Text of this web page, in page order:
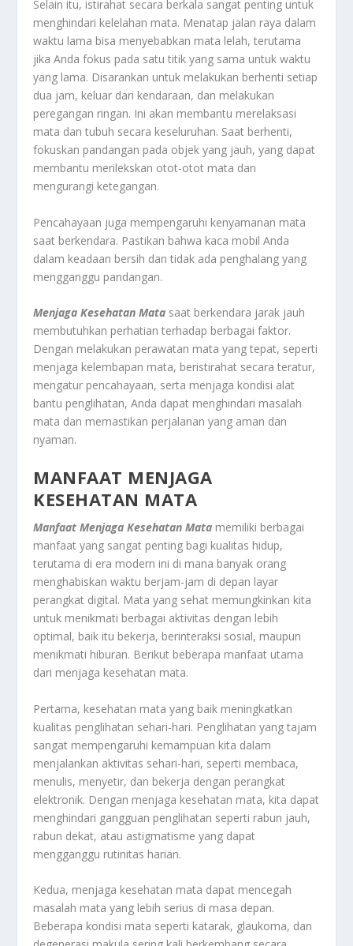
Selain itu, istirahat secara berkala sangat penting untuk
menghindari kelelahan mata. Menatap jalan raya dalam
waktu lama bisa menyebabkan mata lelah, terutama
jika Anda fokus pada satu titik yang sama untuk waktu
yang lama. Disarankan untuk melakukan berhenti setiap
dua jam, keluar dari kendaraan, dan melakukan
peregangan ringan. Ini akan membantu merelaksasi
mata dan tubuh secara keseluruhan. Saat berhenti,
fokuskan pandangan pada objek yang jauh, yang dapat
membantu merilekskan otot-otot mata dan
mengurangi ketegangan.
Pencahayaan juga mempengaruhi kenyamanan mata
saat berkendara. Pastikan bahwa kaca mobil Anda
dalam keadaan bersih dan tidak ada penghalang yang
mengganggu pandangan.
Menjaga Kesehatan Mata saat berkendara jarak jauh
membutuhkan perhatian terhadap berbagai faktor.
Dengan melakukan perawatan mata yang tepat, seperti
menjaga kelembapan mata, beristirahat secara teratur,
mengatur pencahayaan, serta menjaga kondisi alat
bantu penglihatan, Anda dapat menghindari masalah
mata dan memastikan perjalanan yang aman dan
nyaman.
MANFAAT MENJAGA
KESEHATAN MATA
Manfaat Menjaga Kesehatan Mata memiliki berbagai
manfaat yang sangat penting bagi kualitas hidup,
terutama di era modern ini di mana banyak orang
menghabiskan waktu berjam-jam di depan layar
perangkat digital. Mata yang sehat memungkinkan kita
untuk menikmati berbagai aktivitas dengan lebih
optimal, baik itu bekerja, berinteraksi sosial, maupun
menikmati hiburan. Berikut beberapa manfaat utama
dari menjaga kesehatan mata.
Pertama, kesehatan mata yang baik meningkatkan
kualitas penglihatan sehari-hari. Penglihatan yang tajam
sangat mempengaruhi kemampuan kita dalam
menjalankan aktivitas sehari-hari, seperti membaca,
menulis, menyetir, dan bekerja dengan perangkat
elektronik. Dengan menjaga kesehatan mata, kita dapat
menghindari gangguan penglihatan seperti rabun jauh,
rabun dekat, atau astigmatisme yang dapat
mengganggu rutinitas harian.
Kedua, menjaga kesehatan mata dapat mencegah
masalah mata yang lebih serius di masa depan.
Beberapa kondisi mata seperti katarak, glaukoma, dan